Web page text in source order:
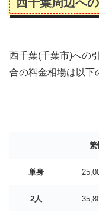
西千葉周辺へ
西千葉(千葉市)への
合の料金相場は以下
繁
単身
2人